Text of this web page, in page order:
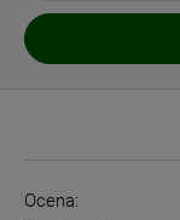
Ocena: